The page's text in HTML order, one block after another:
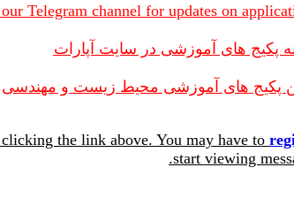
Telegram channel for updates on
پکیج های آموزشی در سایت آپارات
پکیج های آموزشی محیط زیست و مهندسی
the link above. You may have to
start viewing